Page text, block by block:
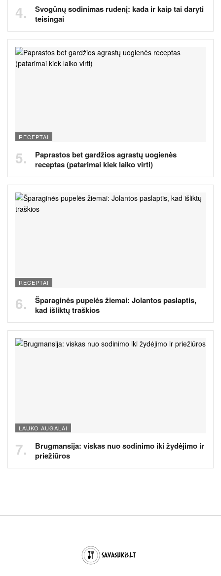
Svogūnų sodinimas rudenį: kada ir kaip tai daryti
teisingai
RECEPTAI
Paprastos bet gardžios agrastų uogienės
receptas (patarimai kiek laiko virti)
RECEPTAI
Šparaginės pupelės žiemai: Jolantos paslaptis,
kad išliktų traškios
LAUKO AUGALAI
Brugmansija: viskas nuo sodinimo iki žydėjimo ir
priežiūros